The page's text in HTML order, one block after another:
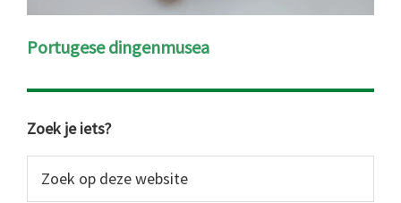
Portugese dingenmusea
Primaire
Sidebar
Zoek je iets?
op